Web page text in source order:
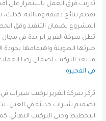
تدريب فرق العمل باستمرار على
تقديم نتائج دقيقة ومثالية.
المشروع لضمان التنفيذ وفق
تظل شركة الغرير الرائدة في
خبرتها الطويلة واهتمامها
ما بعد التركيب لضمان رضا
في الفجيرة
تركز شركة الغرير تركيب شبرات
تصميم شبرات حديثة في
التخطيط وحتى التركيب النهائي.